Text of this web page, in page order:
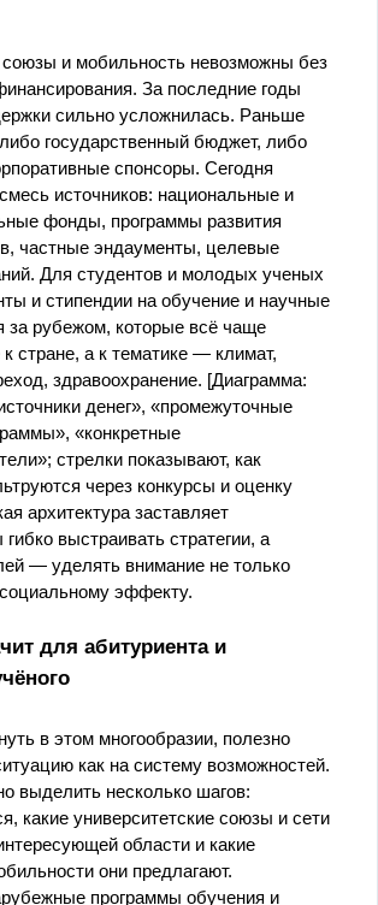
и мобильность невозможны без
За последние годы
сильно усложнилась. Раньше
государственный бюджет, либо
спонсоры. Сегодня
источников: национальные и
фонды, программы развития
частные эндаументы, целевые
Для студентов и молодых ученых
и стипендии на обучение и научные
за рубежом, которые всё чаще
стране, а к тематике — климат,
здравоохранение. [Диаграмма:
денег», «промежуточные
«конкретные
стрелки показывают, как
через конкурсы и оценку
архитектура заставляет
выстраивать стратегии, а
— уделять внимание не только
эффекту.
для абитуриента и
в этом многообразии, полезно
как на систему возможностей.
выделить несколько шагов:
какие университетские союзы и сети
области и какие
они предлагают.
программы обучения и